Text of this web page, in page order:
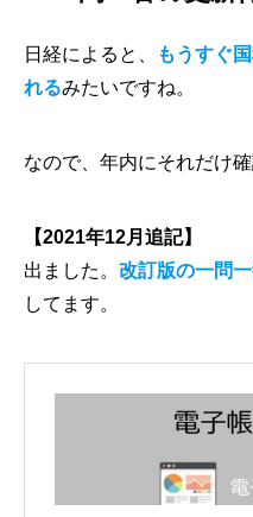
日経によると、
もうすぐ
れるみたいですね。
なので、年内にそれだけ
【2021年12月追記】
出ました。 改訂版の一問
してます。